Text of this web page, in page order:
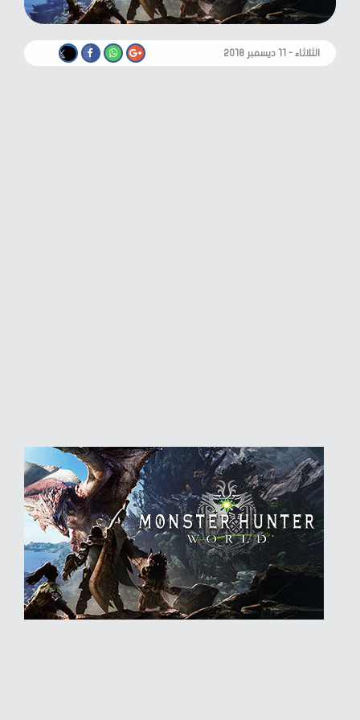
الثلاثاء - ١١ ديسمبر ٢٠١٨